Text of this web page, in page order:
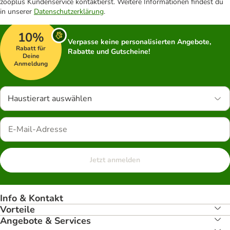
in unserer Datenschutzerklärung.
10%
Rabatt für
Deine
Anmeldung
Verpasse keine personalisierten Angebote,
Rabatte und Gutscheine!
Haustierart auswählen
Jetzt anmelden
Info & Kontakt
Vorteile
Angebote & Services